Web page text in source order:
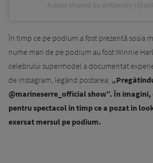
A post shared by art8amby
În timp ce pe podium a fost prezentă sosia
nume mari de pe podium au fost Winnie
celebrului supermodel a documentat
de Instagram, legând postarea:
@marineserre_official show”. În
pentru spectacol în timp ce a pozat în
exersat mersul pe podium.